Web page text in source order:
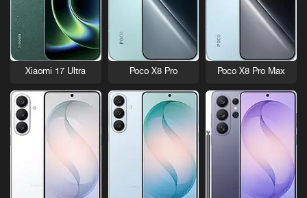
Poco X8 Pro Max
Poco X8 Pro
Xiaomi 17 Ultra